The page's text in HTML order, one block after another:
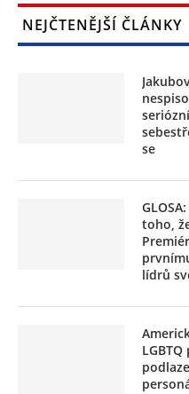
NEJČTENĚJŠÍ ČLÁNKY
se
toho,
lídrů